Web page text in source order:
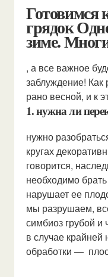
Готовимся
грядок
зиме.
, а все важное
заблуждение!
рано весной, и к
1. нужна ли
нужно
кругах
говорится,
необходимо
нарушает ее
мы разрушаем,
симбиоз грубой
в случае
обработки —